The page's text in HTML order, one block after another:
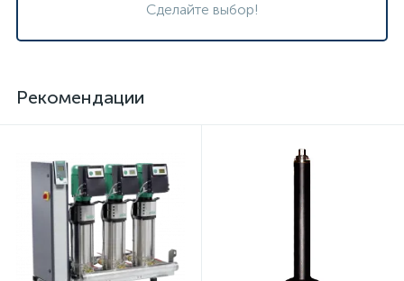
Сделайте выбор!
Рекомендации